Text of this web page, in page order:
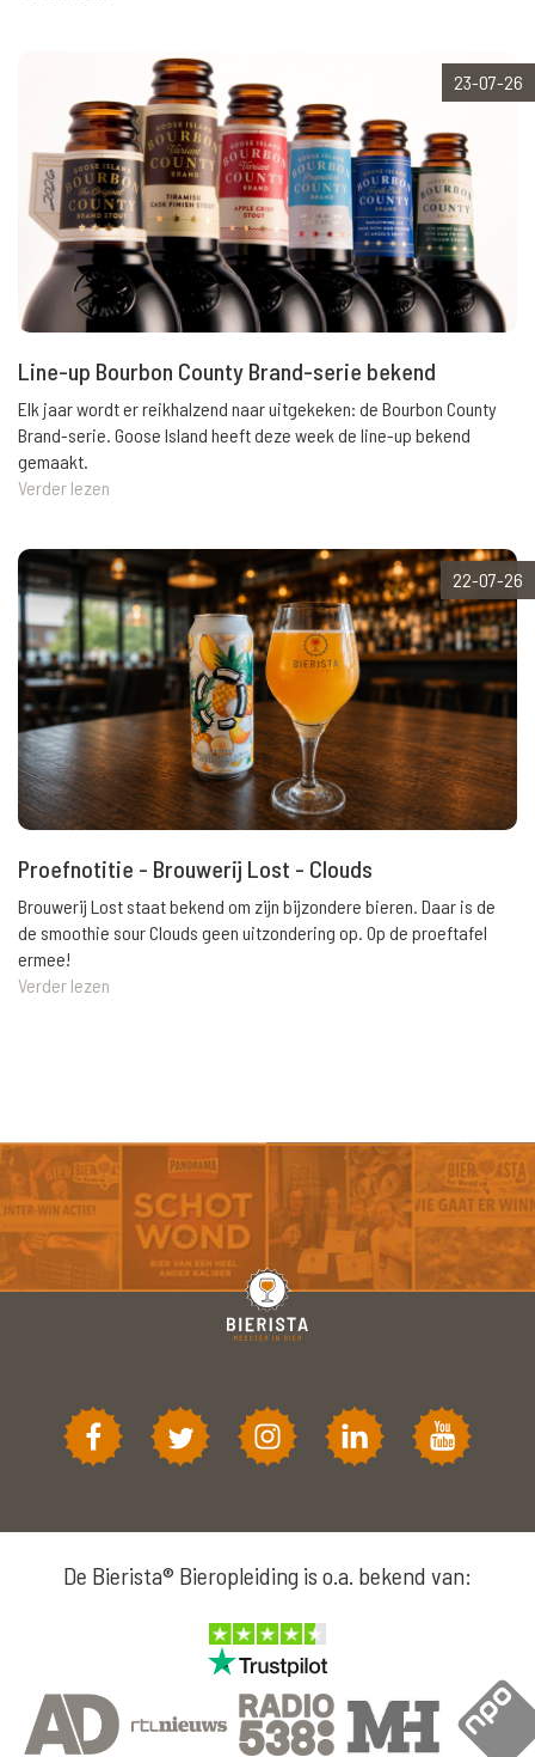
23-07-26
Line-up Bourbon County Brand-serie bekend
Elk jaar wordt er reikhalzend naar uitgekeken: de Bourbon County
Brand-serie. Goose Island heeft deze week de line-up bekend
gemaakt.
Verder lezen
22-07-26
Proefnotitie - Brouwerij Lost - Clouds
Brouwerij Lost staat bekend om zijn bijzondere bieren. Daar is de
de smoothie sour Clouds geen uitzondering op. Op de proeftafel
ermee!
Verder lezen
De Bierista® Bieropleiding is o.a. bekend van: